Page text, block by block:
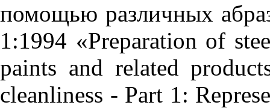
помощью различных
1:1994 «Preparation of
paints and related
cleanliness - Part 1: